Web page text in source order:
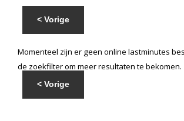
< Vorige
Momenteel zijn er geen online lastminutes
de zoekfilter om meer resultaten te bekomen.
< Vorige